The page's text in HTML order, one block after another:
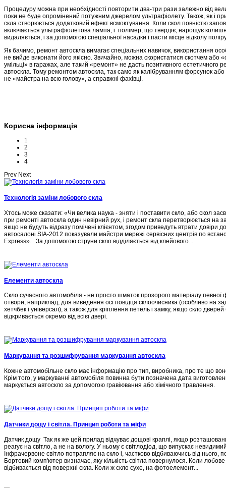
Процедуру можна при необхідності повторити два-три рази залежно від
поки не буде опромінений потужним джерелом ультрафіолету. Також, як і
скла створюється додатковий ефект всмоктування. Коли скол повністю
включається ультрафіолетова лампа, і полімер, що твердіє, нарощує
видаляється, і за допомогою спеціальної насадки і пасти місце відколу
Як бачимо, ремонт автоскла вимагає спеціальних навичок, використання
не вийде виконати його якісно. Звичайно, можна скористатися скотчем або
умільці» в гаражах, але такий «ремонт» не дасть позитивного естетичного
автоскла. Тому ремонтом автоскла, так само як калібруванням форсунок
не «майстра на всю голову», а справжні фахівці.
Корисна інформація
1
2
3
4
Prev Next
Технологія заміни лобового скла
Хтось може сказати: «Чи велика наука - зняти і поставити скло, або скол
при ремонті автоскла один невірний рух, і ремонт скла перетворюється на
якщо не будуть відразу помічені клієнтом, згодом приведуть втрати довіри
автосалоні SIA-2012 показували майстри мережі сервісних центрів по
Express». За допомогою струни скло відділяється від клейового...
Елементи автоскла
Скло сучасного автомобіля - не просто шматок прозорого матеріалу певної
отвори, наприклад, для виведення осі повідця склоочисника (особливо на
хетчбек і універсал), а також для кріплення петель і замку, якщо скло
відкривається окремо від всієї двері.
Маркування та розшифрування маркування автоскла
Кожне автомобільне скло має інформацію про тип, виробника, про те що
Крім того, у маркуванні автомобіля повинна бути позначена дата
маркується автоскло за допомогою гравіювання або хімічного травлення.
Датчики дощу і світла. Принцип роботи та міфи
Датчик дощу Так як же цей прилад відчуває дощові краплі, якщо
реагує на світло, а не на вологу. У ньому є світлодіод, що випускає
Інфрачервоне світло потрапляє на скло і, частково відбиваючись від
Бортовий комп'ютер визначає, яку кількість світла повернулося. Коли
відбивається від поверхні скла. Коли ж скло сухе, на фотоелемент...